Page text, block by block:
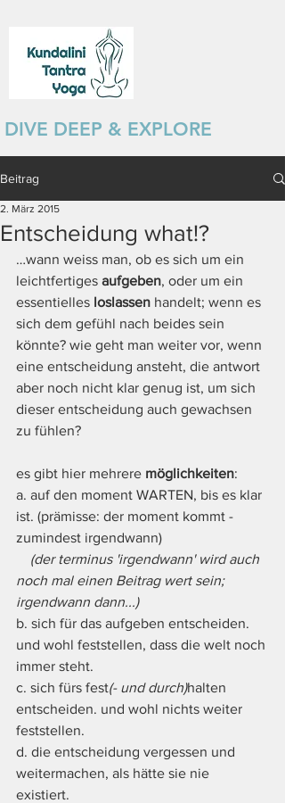
DIVE DEEP & EXPLORE
Beitrag
Entscheidung what!?
2. März 2015
…wann weiss man, ob es sich um ein
leichtfertiges aufgeben, oder um ein
essentielles loslassen handelt; wenn es
sich dem gefühl nach beides sein
könnte? wie geht man weiter vor, wenn
eine entscheidung ansteht, die antwort
aber noch nicht klar genug ist, um sich
dieser entscheidung auch gewachsen
zu fühlen?
es gibt hier mehrere möglichkeiten:
a. auf den moment WARTEN, bis es klar
ist. (prämisse: der moment kommt -
zumindest irgendwann)
(der terminus 'irgendwann' wird auch
noch mal einen Beitrag wert sein;
irgendwann dann...)
b. sich für das aufgeben entscheiden.
und wohl feststellen, dass die welt noch
immer steht.
c. sich fürs fest(- und durch)halten
entscheiden. und wohl nichts weiter
feststellen.
d. die entscheidung vergessen und
weitermachen, als hätte sie nie
existiert.